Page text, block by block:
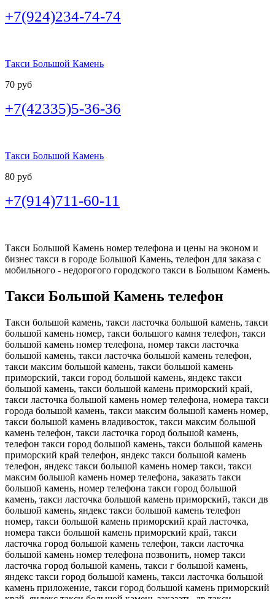
+7(924)234-74-74
Такси Большой Камень
70 руб
+7(42335)5-36-36
Такси Большой Камень
80 руб
+7(914)711-60-11
Такси Большой Камень номер телефона и цены на эконом и
бизнес такси в городе Большой Камень, телефон для заказа с
мобильного - недорогого городского такси в Большом Камень.
Такси Большой Камень телефон
Такси большой камень, такси ласточка большой камень, такси
большой камень номер, такси большого камня телефон, такси
большой камень номер телефона, номер такси ласточка
большой камень, такси ласточка большой камень телефон,
такси максим большой камень, такси большой камень
приморский, такси город большой камень, яндекс такси
большой камень, такси большой камень приморский край,
такси ласточка большой камень номер телефона, номера такси
города большой камень, такси максим большой камень номер,
такси большой камень владивосток, такси максим большой
камень телефон, такси ласточка город большой камень,
телефон такси город большой камень, такси большой камень
приморский край телефон, яндекс такси большой камень
телефон, яндекс такси большой камень номер такси, такси
максим большой камень номер телефона, заказать такси
большой камень, номер телефона такси город большой
камень, такси ласточка большой камень приморский, такси дв
большой камень, яндекс такси большой камень телефон
номер, такси большой камень приморский край ласточка,
номера такси большой камень приморский край, такси
ласточка город большой камень телефон, такси ласточка
большой камень номер телефона позвонить, номер такси
ласточка город большой камень, такси г большой камень,
яндекс такси город большой камень, такси ласточка большой
камень приложение, такси город большой камень приморский